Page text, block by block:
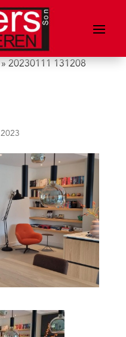
» 20230111 131208